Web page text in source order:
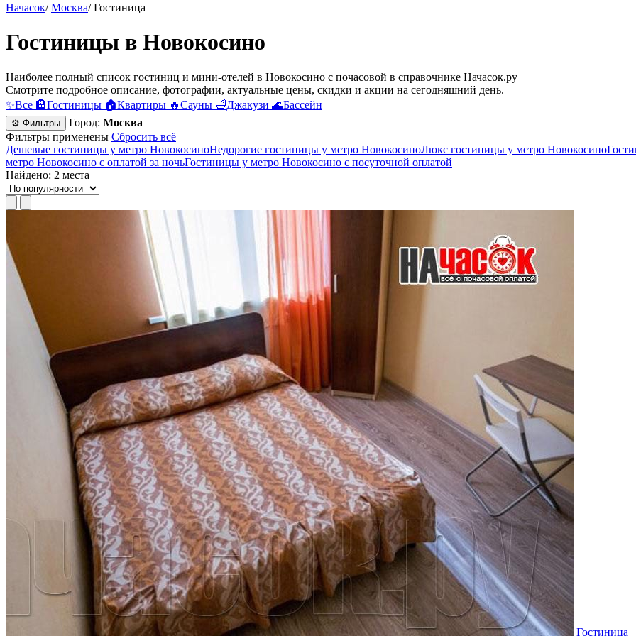
Начасок/ Москва/ Гостиница
Гостиницы в Новокосино
Наиболее полный список гостиниц и мини-отелей в Новокосино c почасовой в справочнике Начасок.ру
Смотрите подробное описание, фотографии, актуальные цены, скидки и акции на сегодняшний день.
✨Все 🏨Гостиницы 🏠Квартиры 🔥Сауны 🛁Джакузи 🌊Бассейн
⚙ Фильтры Город: Москва
Фильтры применены Сбросить всё
Дешевые гостиницы у метро НовокосиноНедорогие гостиницы у метро НовокосиноЛюкс гостиницы у метро Новокосино
метро Новокосино с оплатой за ночьГостиницы у метро Новокосино c посуточной оплатой
Найдено: 2 места
Гостиница